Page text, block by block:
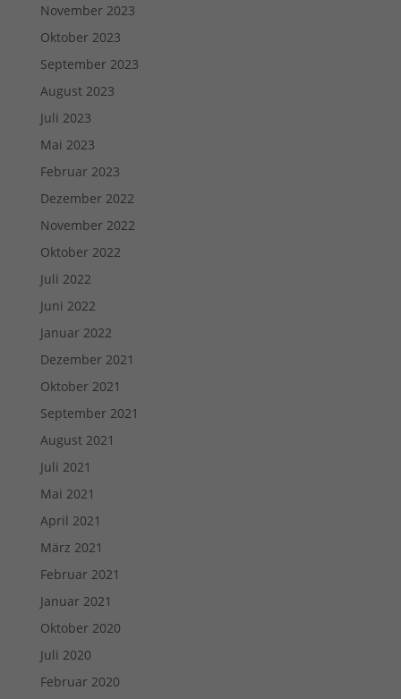
November 2023
Oktober 2023
September 2023
August 2023
Juli 2023
Mai 2023
Februar 2023
Dezember 2022
November 2022
Oktober 2022
Juli 2022
Juni 2022
Januar 2022
Dezember 2021
Oktober 2021
September 2021
August 2021
Juli 2021
Mai 2021
April 2021
März 2021
Februar 2021
Januar 2021
Oktober 2020
Juli 2020
Februar 2020